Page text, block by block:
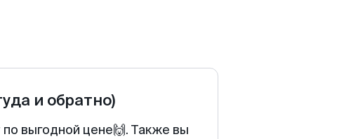
и обратно)
выгодной цене🙌. Также вы